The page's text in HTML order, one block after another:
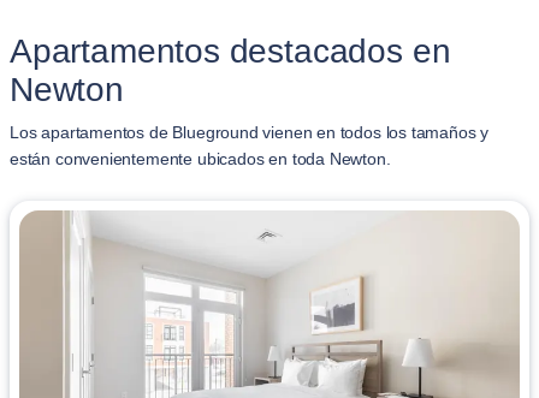
Apartamentos destacados en
Newton
Los apartamentos de Blueground vienen en todos los tamaños y
están convenientemente ubicados en toda Newton.